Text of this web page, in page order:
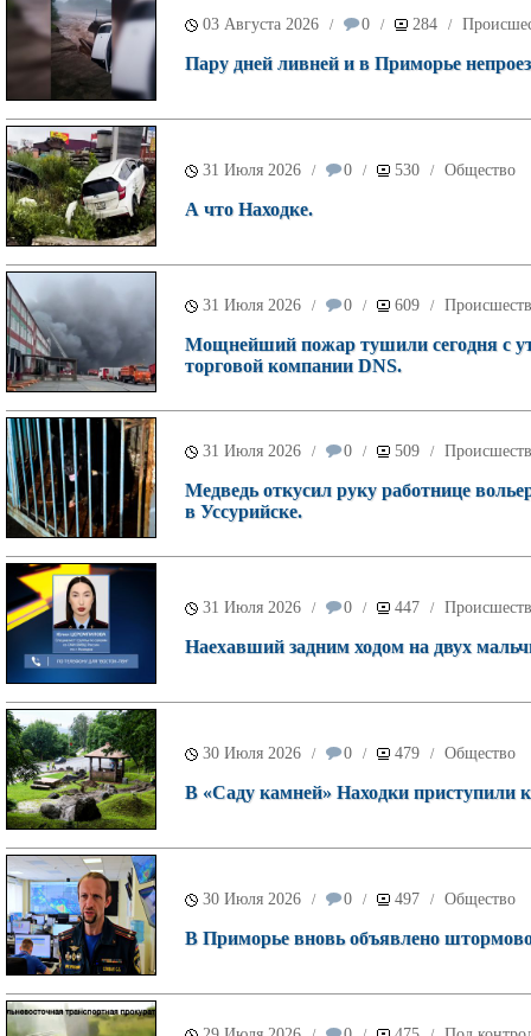
03 Августа 2026 / 0 / 284 /
Пару дней ливней и в Приморье
31 Июля 2026 / 0 / 530 / Общество
А что Находке.
31 Июля 2026 / 0 / 609 /
Мощнейший пожар тушили сегодня с
торговой компании DNS.
31 Июля 2026 / 0 / 509 /
Медведь откусил руку работнице
в Уссурийске.
31 Июля 2026 / 0 / 447 /
Наехавший задним ходом на двух
30 Июля 2026 / 0 / 479 / Общество
В «Саду камней» Находки приступили к
30 Июля 2026 / 0 / 497 / Общество
В Приморье вновь объявлено